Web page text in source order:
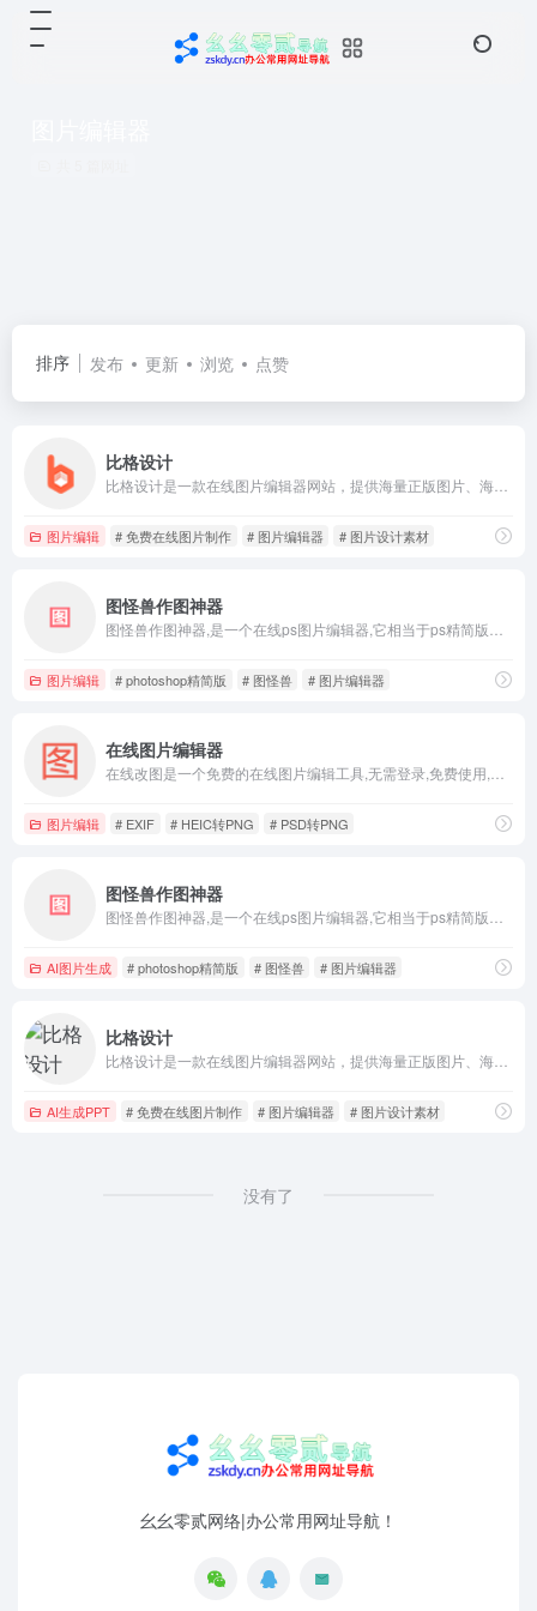
排序 发布 更新 浏览 点赞
比格设计
图片编辑 # 免费在线图片制作 # 图片编辑器 # 图片设计素材
图怪兽作图神器
图片编辑 # photoshop精简版 # 图怪兽 # 图片编辑器
在线图片编辑器
图片编辑 # EXIF # HEIC转PNG # PSD转PNG
图怪兽作图神器
AI图片生成 # photoshop精简版 # 图怪兽 # 图片编辑器
比格设计
AI生成PPT # 免费在线图片制作 # 图片编辑器 # 图片设计素材
没有了
幺幺零贰网络|办公常用网址导航！